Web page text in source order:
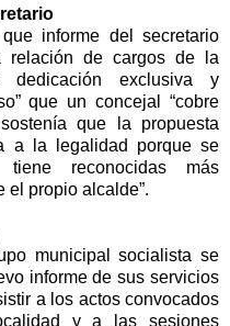
informe del secretario
relación de cargos de la
dedicación exclusiva y
que un concejal “cobre
que la propuesta
a la legalidad porque se
reconocidas más
el propio alcalde”.
municipal socialista se
informe de sus servicios
a los actos convocados
y a las sesiones